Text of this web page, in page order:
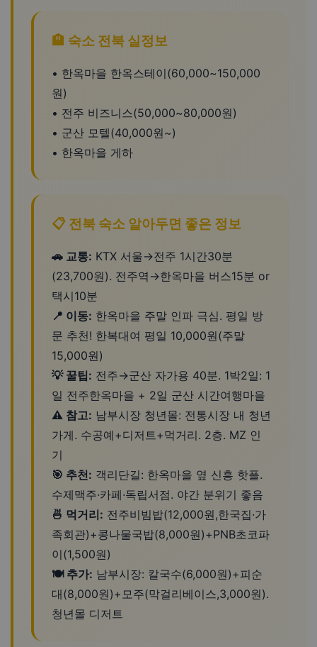
🏨 숙소 전북 실정보
• 한옥마을 한옥스테이(60,000~150,000
원)
• 전주 비즈니스(50,000~80,000원)
• 군산 모텔(40,000원~)
• 한옥마을 게하
📋 전북 숙소 알아두면 좋은 정보
🚗 교통: KTX 서울→전주 1시간30분
(23,700원). 전주역→한옥마을 버스15분 or
택시10분
📍 이동: 한옥마을 주말 인파 극심. 평일 방
문 추천! 한복대여 평일 10,000원(주말
15,000원)
💡 꿀팁: 전주→군산 자가용 40분. 1박2일: 1
일 전주한옥마을 + 2일 군산 시간여행마을
⚠️ 참고: 남부시장 청년몰: 전통시장 내 청년
가게. 수공예+디저트+먹거리. 2층. MZ 인
기
🎯 추천: 객리단길: 한옥마을 옆 신흥 핫플.
수제맥주·카페·독립서점. 야간 분위기 좋음
🍜 먹거리: 전주비빔밥(12,000원,한국집·가
족회관)+콩나물국밥(8,000원)+PNB초코파
이(1,500원)
🍽️ 추가: 남부시장: 칼국수(6,000원)+피순
대(8,000원)+모주(막걸리베이스,3,000원).
청년몰 디저트